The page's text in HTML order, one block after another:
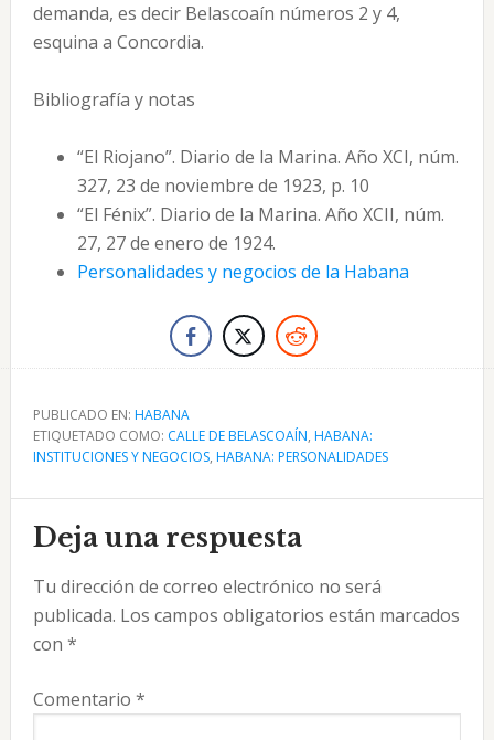
demanda, es decir Belascoaín números 2 y 4,
esquina a Concordia.
Bibliografía y notas
“El Riojano”. Diario de la Marina. Año XCI, núm.
327, 23 de noviembre de 1923, p. 10
“El Fénix”. Diario de la Marina. Año XCII, núm.
27, 27 de enero de 1924.
Personalidades y negocios de la Habana
PUBLICADO EN: HABANA
ETIQUETADO COMO: CALLE DE BELASCOAÍN, HABANA:
INSTITUCIONES Y NEGOCIOS, HABANA: PERSONALIDADES
Interacciones
con
los
lectores
Deja una respuesta
Tu dirección de correo electrónico no será
publicada. Los campos obligatorios están marcados
con *
Comentario *